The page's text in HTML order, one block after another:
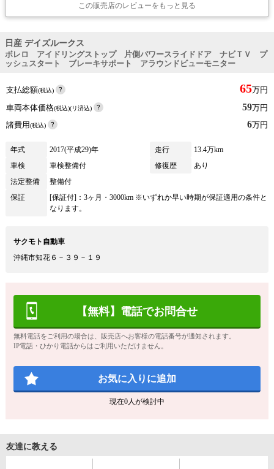
この販売店のレビューをもっと見る
日産 デイズルークス
ボレロ アイドリングストップ 片側パワースライドドア ナビＴＶ プ
ッシュスタート ブレーキサポート アラウンドビューモニター
支払総額(税込) 65万円
車両本体価格(税込)(リ済込) 59万円
諸費用(税込) 6万円
年式 2017(平成29)年 走行
13.4万km
車検
車検整備付 修復歴
あり
法定整備
整備付
保証
[保証付]：3ヶ月・3000km ※いずれか早い時期が保証適用の条件と
なります。
サクモト自動車
沖縄市知花６－３９－１９
【無料】電話でお問合せ
無料電話をご利用の場合は、販売店へお客様の電話番号が通知されます。
IP電話・ひかり電話からはご利用いただけません。
お気に入りに追加
現在0人が検討中
友達に教える